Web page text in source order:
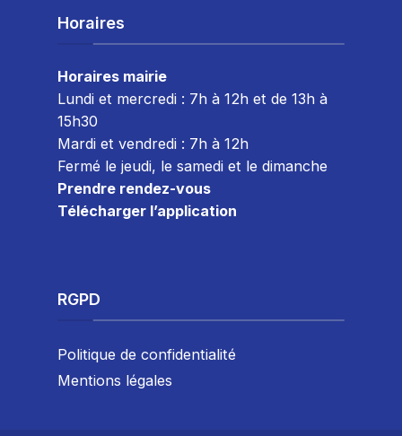
Horaires
Horaires mairie
Lundi et mercredi : 7h à 12h et de 13h à
15h30
Mardi et vendredi : 7h à 12h
Fermé le jeudi, le samedi et le dimanche
Prendre rendez-vous
Télécharger l’application
RGPD
Politique de confidentialité
Mentions légales